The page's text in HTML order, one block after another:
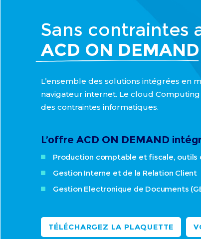
Sans contraintes
ACD ON DEMAND
L’ensemble des solutions intégrées en
navigateur internet. Le cloud
des contraintes informatiques.
L’offre ACD ON DEMAND
Production comptable et fiscale, outils
Gestion Interne et de la Relation Client
Gestion Electronique de Documents
TÉLÉCHARGEZ LA PLAQUETTE